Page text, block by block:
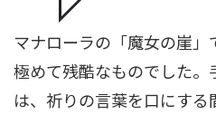
マナローラの「魔女の崖」
極めて残酷なものでした
は、祈りの言葉を口にす